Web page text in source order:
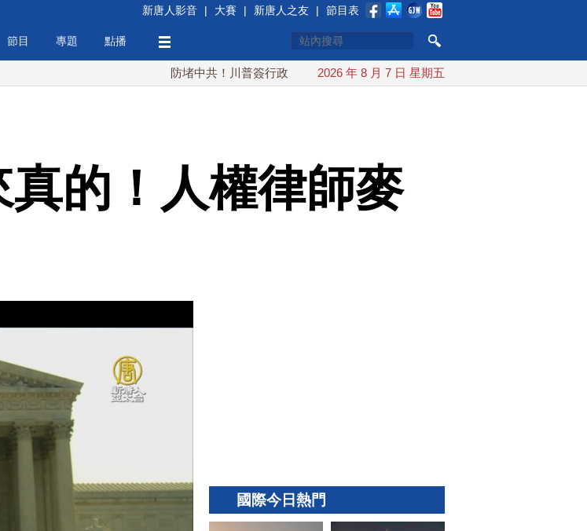
新唐人影音 | 大賽 | 新唐人之友 | 節目表
節目 專題 點播
防堵中共！川普簽行政令 對多晶矽課15%關稅 白海豚颱風最快下午海警！父親節
2026 年 8 月 7 日 星期五
真的！人權律師麥
國際今日熱門